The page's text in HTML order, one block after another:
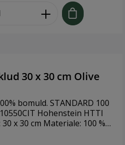
bomuld
30 x 30 cm Olive
bomuld. STANDARD 100
Hohenstein HTTI
x 30 cm Materiale: 100 %